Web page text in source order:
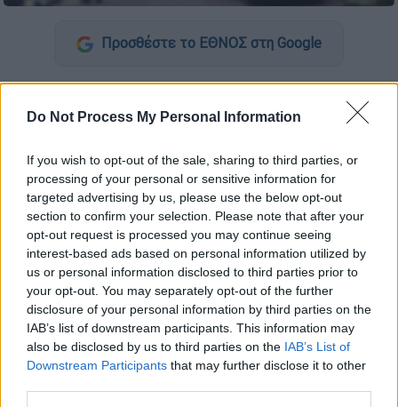
Do Not Process My Personal Information
If you wish to opt-out of the sale, sharing to third parties, or
processing of your personal or sensitive information for
targeted advertising by us, please use the below opt-out
section to confirm your selection. Please note that after your
opt-out request is processed you may continue seeing
interest-based ads based on personal information utilized by
us or personal information disclosed to third parties prior to
your opt-out. You may separately opt-out of the further
disclosure of your personal information by third parties on the
IAB’s list of downstream participants. This information may
also be disclosed by us to third parties on the IAB’s List of
Downstream Participants that may further disclose it to other
Προσθέστε το ΕΘΝΟΣ στη Google
Έναθρίλερ εκτυλίσσεταιτις τελευταίες
ώρες στηΧαλκίδα, καθώς ένας35χρονος
του.
Το μακάβριο θέαμααντίκρισαν περίοικοι
σήμερα (12/3) λίγο μετά τις 07:00, όταν
πλησίασαν το όχημα που ήτανπαρκαρισμένο
δίπλα στην είσοδοτου 10ου Δημοτικού
ΣχολείουΧαλκίδας.
ΔΙΑΒΑΣΤΕ ΕΠΙΣΗΣ